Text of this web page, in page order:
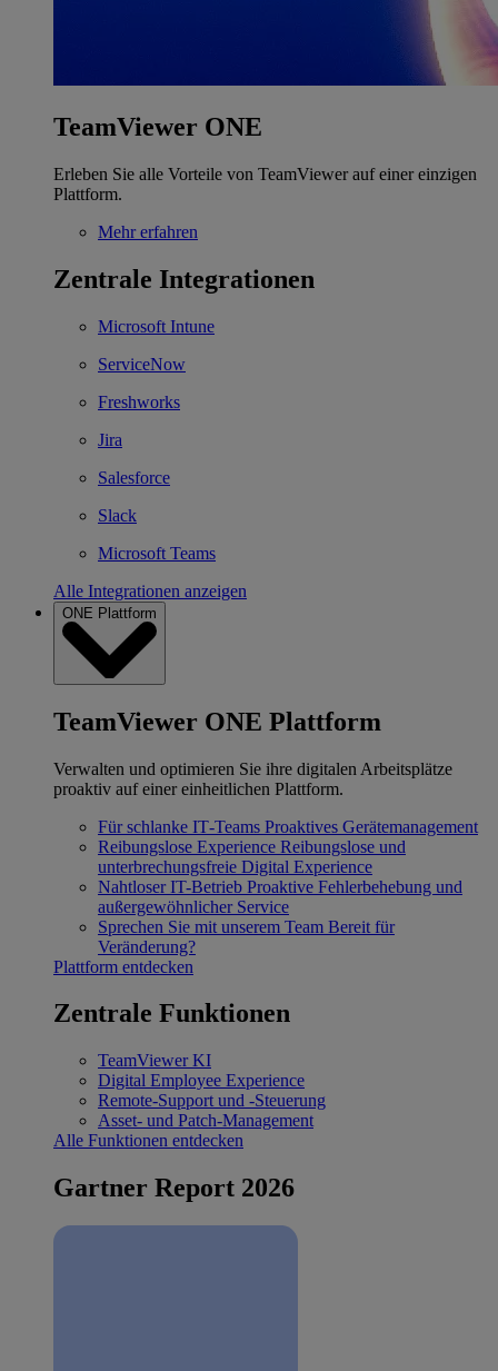
TeamViewer ONE
Erleben Sie alle Vorteile von TeamViewer auf einer einzigen
Plattform.
Mehr erfahren
Zentrale Integrationen
Microsoft Intune
ServiceNow
Freshworks
Jira
Salesforce
Slack
Microsoft Teams
Alle Integrationen anzeigen
ONE Plattform
TeamViewer ONE Plattform
Verwalten und optimieren Sie ihre digitalen Arbeitsplätze
proaktiv auf einer einheitlichen Plattform.
Für schlanke IT‐Teams Proaktives Gerätemanagement
Reibungslose Experience Reibungslose und
unterbrechungsfreie Digital Experience
Nahtloser IT-Betrieb Proaktive Fehlerbehebung und
außergewöhnlicher Service
Sprechen Sie mit unserem Team Bereit für
Veränderung?
Plattform entdecken
Zentrale Funktionen
TeamViewer KI
Digital Employee Experience
Remote-Support und -Steuerung
Asset- und Patch-Management
Alle Funktionen entdecken
Gartner Report 2026